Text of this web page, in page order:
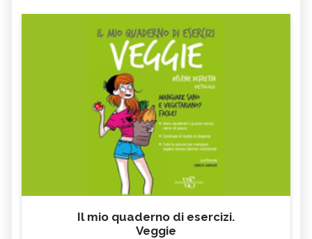
Il mio quaderno di esercizi.
Veggie